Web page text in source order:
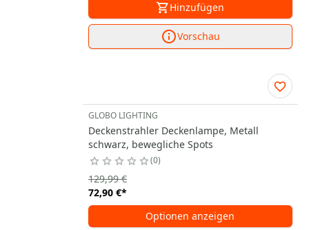
Hinzufügen
Vorschau
GLOBO LIGHTING
Deckenstrahler Deckenlampe, Metall
schwarz, bewegliche Spots
0
72,90 €*
129,99 €
Optionen anzeigen